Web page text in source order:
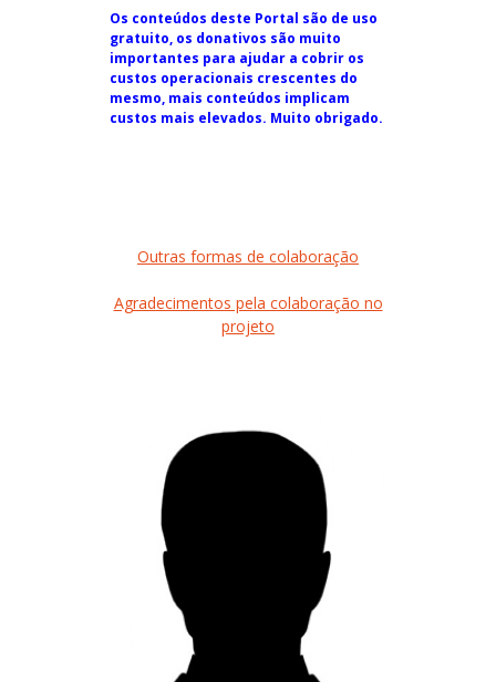
Os conteúdos deste Portal são de uso
gratuito, os donativos são muito
importantes para ajudar a cobrir os
custos operacionais crescentes do
mesmo, mais conteúdos implicam
custos mais elevados. Muito obrigado.
Outras formas de colaboração
Agradecimentos pela colaboração no
projeto